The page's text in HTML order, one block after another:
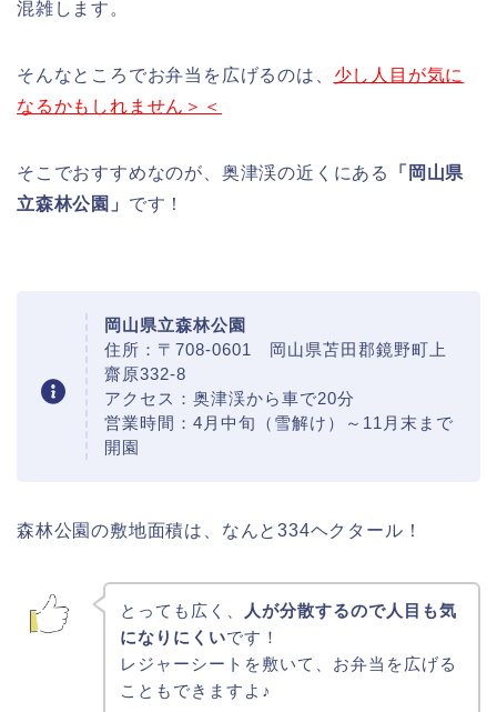
混雑します。
そんなところでお弁当を広げるのは、 少し人目が気に
なるかもしれません＞＜
そこでおすすめなのが、奥津渓の近くにある
「岡山県
立森林公園」 です！
岡山県立森林公園
住所：〒708-0601 岡山県苫田郡鏡野町上
齋原332-8
アクセス：奥津渓から車で20分
営業時間：4月中旬（雪解け）～11月末まで
開園
森林公園の敷地面積は、なんと334ヘクタール！
とっても広く、
人が分散するので人目も気
になりにくいです！
レジャーシートを敷いて、お弁当を広げる
こともできますよ♪